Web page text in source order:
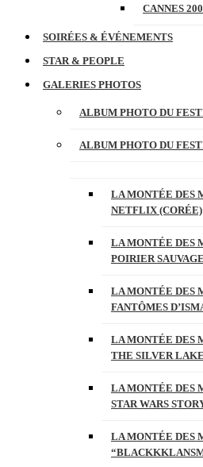
CANNES
SOIRÉES & ÉVÉNEMENTS
STAR & PEOPLE
GALERIES PHOTOS
ALBUM PHOTO DU
ALBUM PHOTO DU
LA MONTÉE DES
NETFLIX (CORÉE)
LA MONTÉE DES
POIRIER
LA MONTÉE DES
FANTÔMES
LA MONTÉE DES
THE SILVER
LA MONTÉE DES
STAR WARS
LA MONTÉE DES